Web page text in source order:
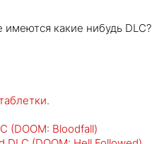
какие нибудь DLC?
(DOOM: Bloodfall)